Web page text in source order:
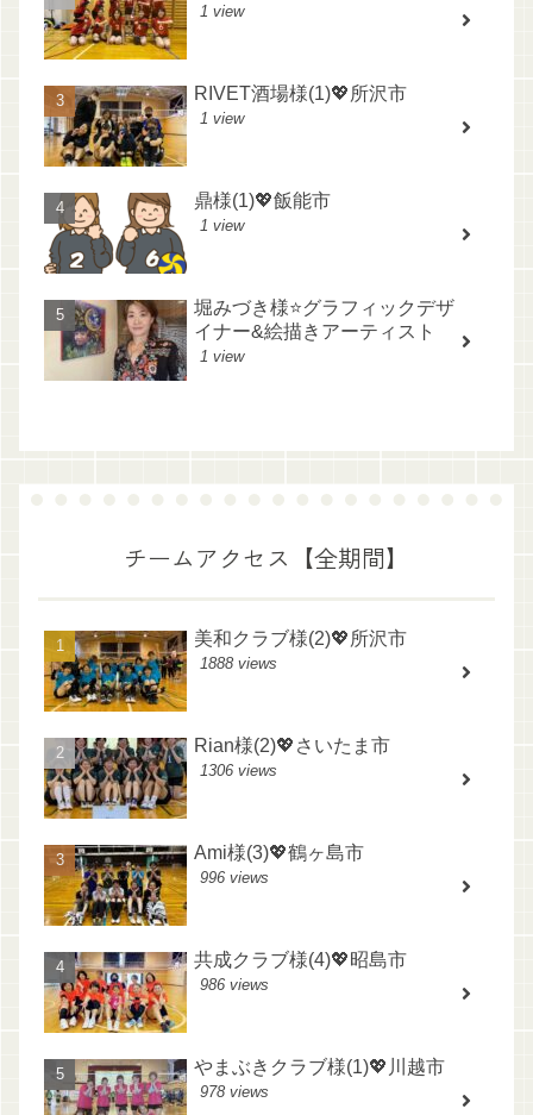
1 view
RIVET酒場様(1)💖所沢市
1 view
鼎様(1)💖飯能市
1 view
堀みづき様⭐️グラフィックデザ
イナー&絵描きアーティスト
1 view
チームアクセス【全期間】
美和クラブ様(2)💖所沢市
1888 views
Rian様(2)💖さいたま市
1306 views
Ami様(3)💖鶴ヶ島市
996 views
共成クラブ様(4)💖昭島市
986 views
やまぶきクラブ様(1)💖川越市
978 views